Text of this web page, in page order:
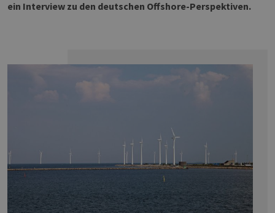
ein Interview zu den deutschen Offshore-Perspektiven.